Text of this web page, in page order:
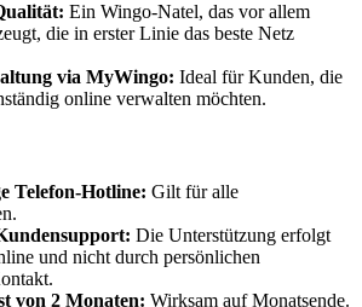
Ein Wingo-Natel, das vor allem
die in erster Linie das beste Netz
via MyWingo: Ideal für Kunden, die
online verwalten möchten.
Telefon-Hotline: Gilt für alle
Die Unterstützung erfolgt
und nicht durch persönlichen
von 2 Monaten: Wirksam auf Monatsende.